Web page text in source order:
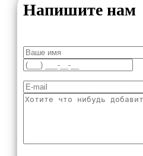
Напишите нам